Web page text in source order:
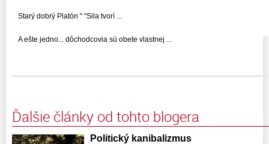
Starý dobrý Platón " "Sila tvorí ...
A ešte jedno... dôchodcovia sú obete vlastnej ...
Ďalšie články od tohto blogera
Politický kanibalizmus